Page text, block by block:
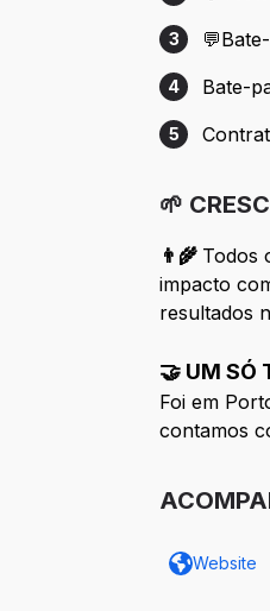
Etapa 3:
3
Etapa 4:
4 Bate-
Etapa 5:
5
🌱
👨‍🌾 Todos
impacto
resultados
🤝 UM SÓ
Foi em
contamos
Website